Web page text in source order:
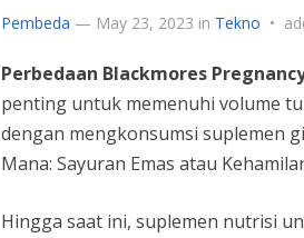
Pembeda — May 23, 2023 in Tekno •
Perbedaan Blackmores
penting untuk memenuhi volume
dengan mengkonsumsi suplemen
Mana: Sayuran Emas atau
Hingga saat ini, suplemen nutrisi